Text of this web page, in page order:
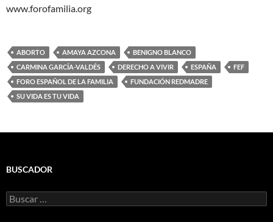
www.forofamilia.org
ABORTO AMAYA AZCONA
BENIGNO BLANCO
CARMINA GARCÍA-VALDÉS
DERECHO A VIVIR ESPAÑA
FEF
FORO ESPAÑOL DE LA FAMILIA
FUNDACIÓN REDMADRE
SU VIDA ES TU VIDA
BUSCADOR
Buscar: